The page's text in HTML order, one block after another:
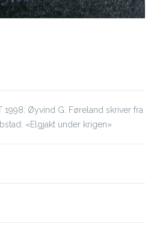
1998: Øyvind G. Føreland skriver fra
«Elgjakt under krigen»